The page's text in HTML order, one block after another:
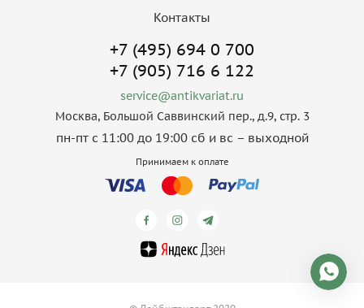
Контакты
+7 (495) 694 0 700
+7 (905) 716 6 122
service@antikvariat.ru
Москва, Большой Саввинский пер., д.9, стр. 3
пн-пт с 11:00 до 19:00 сб и вс – выходной
Принимаем к оплате